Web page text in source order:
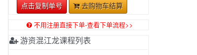
点击复制单号 去购物车结算
不用注册直接下单-查看下单流程>>
游资混江龙课程列表